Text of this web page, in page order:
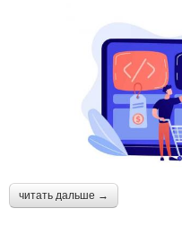
читать дальше →